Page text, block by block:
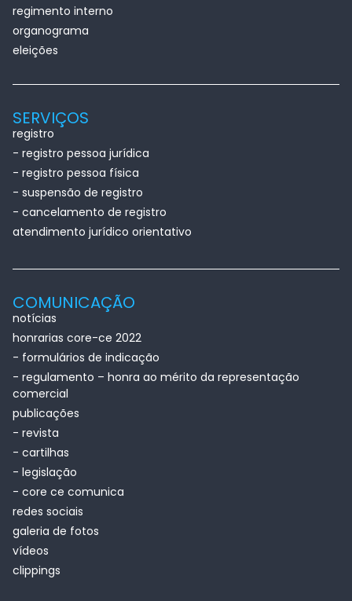
regimento interno
organograma
eleições
SERVIÇOS
registro
- registro pessoa jurídica
- registro pessoa física
- suspensão de registro
- cancelamento de registro
atendimento jurídico orientativo
COMUNICAÇÃO
notícias
honrarias core-ce 2022
- formulários de indicação
- regulamento – honra ao mérito da representação
comercial
publicações
- revista
- cartilhas
- legislação
- core ce comunica
redes sociais
galeria de fotos
vídeos
clippings